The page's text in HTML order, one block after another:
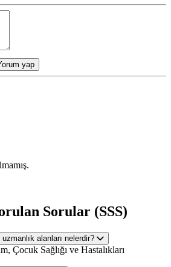
yap
Sorular (SSS)
alanları nelerdir?
Çocuk Sağlığı ve Hastalıkları